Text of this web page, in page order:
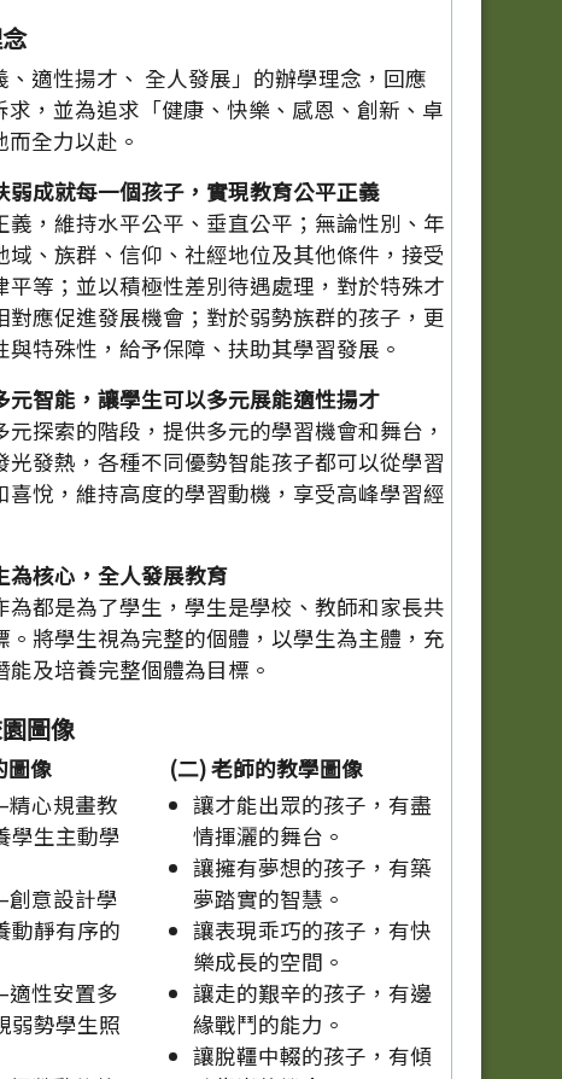
、適性揚才、 全人發展」的辦學理念，回應
求，並為追求「健康、快樂、感恩、創新、卓
全力以赴。
弱成就每一個孩子，實現教育公平正義
義，維持水平公平、垂直公平；無論性別、年
域、族群、信仰、社經地位及其他條件，接受
平等；並以積極性差別待遇處理，對於特殊才
對應促進發展機會；對於弱勢族群的孩子，更
與特殊性，給予保障、扶助其學習發展。
元智能，讓學生可以多元展能適性揚才
元探索的階段，提供多元的學習機會和舞台，
光發熱，各種不同優勢智能孩子都可以從學習
喜悅，維持高度的學習動機，享受高峰學習經
為核心，全人發展教育
為都是為了學生，學生是學校、教師和家長共
。將學生視為完整的個體，以學生為主體，充
能及培養完整個體為目標。
圖像
圖像
心規畫教
學生主動學
意設計學
動靜有序的
性安置多
弱勢學生照
(二) 老師的教學圖像
讓才能出眾的孩子，有盡
情揮灑的舞台。
讓擁有夢想的孩子，有築
夢踏實的智慧。
讓表現乖巧的孩子，有快
樂成長的空間。
讓走的艱辛的孩子，有邊
緣戰鬥的能力。
讓脫韁中輟的孩子，有傾